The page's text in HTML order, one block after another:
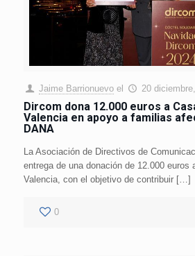
Jaime Barrionuevo el 20
Dircom dona 12.000 euros a
Valencia en apoyo a familias
DANA
La Asociación de Directivos de
entrega de una donación de 12.000 euros
Valencia, con el objetivo de contribuir […]
0